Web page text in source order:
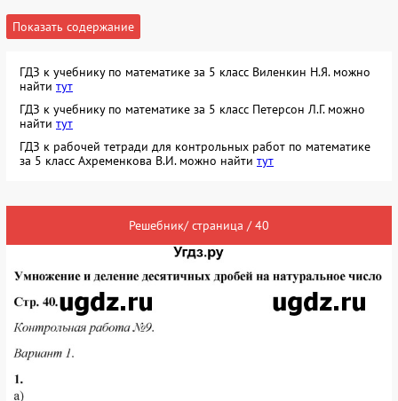
Показать содержание
ГДЗ к учебнику по математике за 5 класс Виленкин Н.Я. можно
найти тут
ГДЗ к учебнику по математике за 5 класс Петерсон Л.Г. можно
найти тут
ГДЗ к рабочей тетради для контрольных работ по математике
за 5 класс Ахременкова В.И. можно найти тут
Решебник/ страница / 40